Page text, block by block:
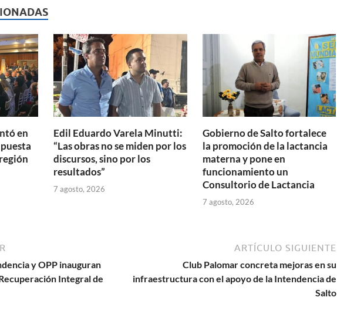
p
ar
ti
en
Edil Eduardo Varela Minutti:
“Las obras no se miden por los
discursos, sino por los
resultados”
7 agosto, 2026
Gobierno de Salto fortalece
la promoción de la lactancia
materna y pone en
funcionamiento un
Consultorio de Lactancia
7 agosto, 2026
y OPP inauguran
Integral de
ARTÍCULO SIGUIENTE
Club Palomar concreta mejoras en su
infraestructura con el apoyo de la Intendencia de
Salto